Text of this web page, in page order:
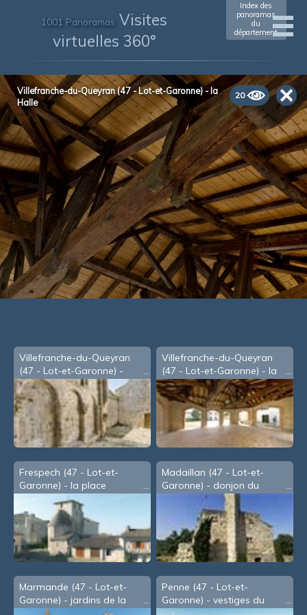
1001 Panoramas Visites
virtuelles 360°
Index des
panoramas
du
département
20
Villefranche-du-Queyran (47 - Lot-et-Garonne) - la
Halle
Villefranche-du-Queyran
(47 - Lot-et-Garonne) -
l'église St Savin
Villefranche-du-Queyran
(47 - Lot-et-Garonne) - la
Halle
Frespech (47 - Lot-et-
Garonne) - la place
Madaillan (47 - Lot-et-
Garonne) - donjon du
Marmande (47 - Lot-et-
Garonne) - jardins de la
Penne (47 - Lot-et-
Garonne) - vestiges du